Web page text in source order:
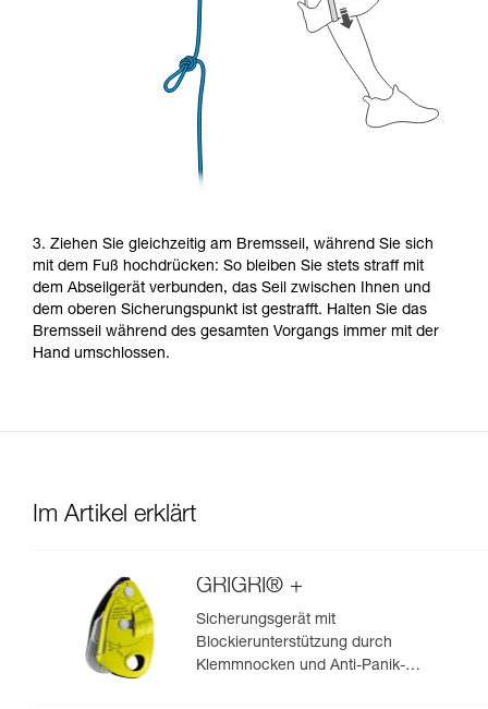
3. Ziehen Sie gleichzeitig am Bremsseil, während Sie sich
mit dem Fuß hochdrücken: So bleiben Sie stets straff mit
dem Abseilgerät verbunden, das Seil zwischen Ihnen und
dem oberen Sicherungspunkt ist gestrafft. Halten Sie das
Bremsseil während des gesamten Vorgangs immer mit der
Hand umschlossen.
Im Artikel erklärt
GRIGRI® +
Sicherungsgerät mit
Blockierunterstützung durch
Klemmnocken und Anti-Panik-